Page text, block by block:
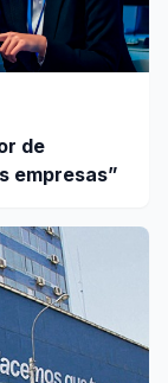
de
empresas”